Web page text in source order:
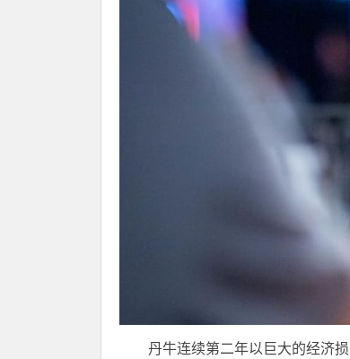
丹牛连续第二年以巨大的经济